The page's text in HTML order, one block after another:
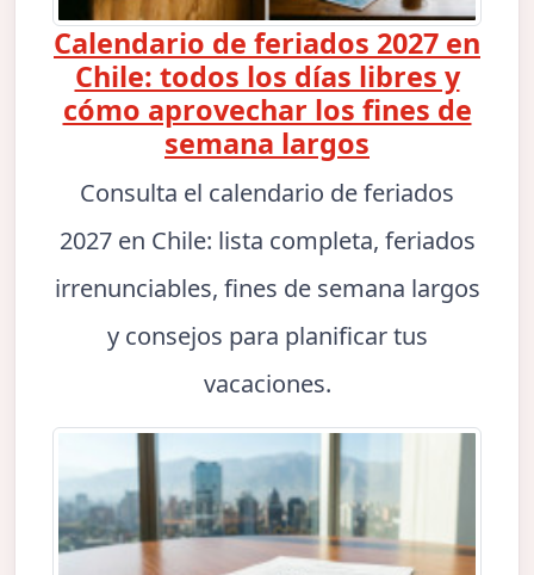
Calendario de feriados 2027 en
Chile: todos los días libres y
cómo aprovechar los fines de
semana largos
Consulta el calendario de feriados
2027 en Chile: lista completa, feriados
irrenunciables, fines de semana largos
y consejos para planificar tus
vacaciones.